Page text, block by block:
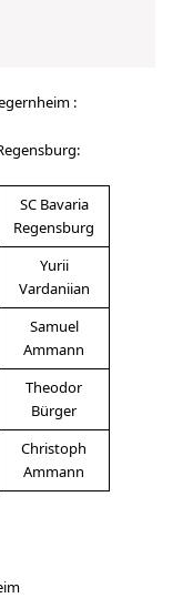
:
SC Bavaria
Regensburg
Yurii
Vardaniian
Samuel
Ammann
Theodor
Bürger
Christoph
Ammann